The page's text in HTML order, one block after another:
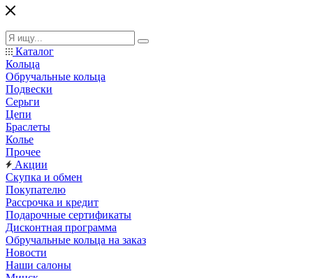
Каталог
Кольца
Обручальные кольца
Подвески
Серьги
Цепи
Браслеты
Колье
Прочее
Акции
Скупка и обмен
Покупателю
Рассрочка и кредит
Подарочные сертификаты
Дисконтная программа
Обручальные кольца на заказ
Новости
Наши салоны